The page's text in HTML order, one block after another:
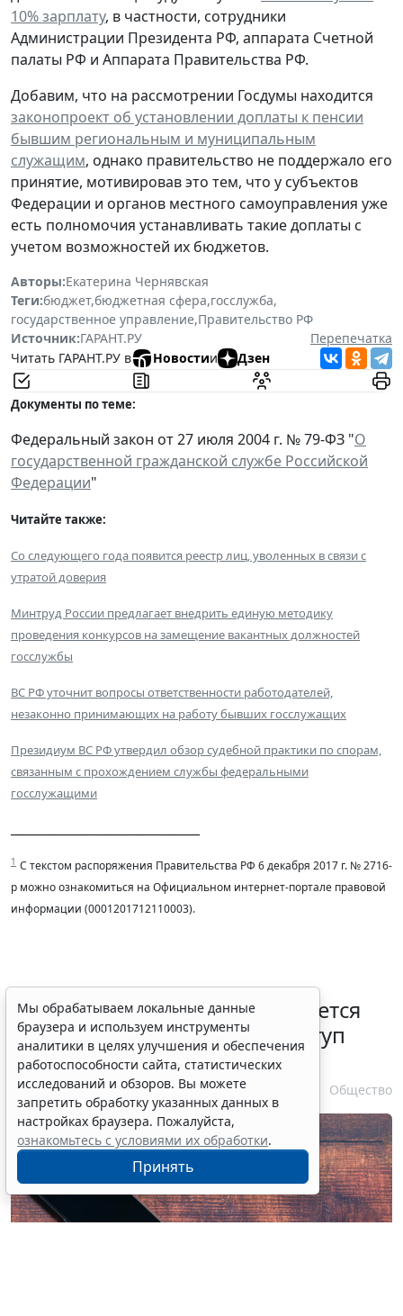
10% зарплату, в частности, сотрудники
Администрации Президента РФ, аппарата Счетной
палаты РФ и Аппарата Правительства РФ.
Добавим, что на рассмотрении Госдумы находится
законопроект об установлении доплаты к пенсии
бывшим региональным и муниципальным
служащим, однако правительство не поддержало его
принятие, мотивировав это тем, что у субъектов
Федерации и органов местного самоуправления уже
есть полномочия устанавливать такие доплаты с
учетом возможностей их бюджетов.
Авторы:Екатерина Чернявская
Теги:бюджет,бюджетная сфера,госслужба,
государственное управление,Правительство РФ
Источник:ГАРАНТ.РУ
Перепечатка
Читать ГАРАНТ.РУ в
Новостии Дзен
Документы по теме:
Федеральный закон от 27 июля 2004 г. № 79-ФЗ "О
государственной гражданской службе Российской
Федерации"
Читайте также:
Со следующего года появится реестр лиц, уволенных в связи с
утратой доверия
Минтруд России предлагает внедрить единую методику
проведения конкурсов на замещение вакантных должностей
госслужбы
ВС РФ уточнит вопросы ответственности работодателей,
незаконно принимающих на работу бывших госслужащих
Президиум ВС РФ утвердил обзор судебной практики по спорам,
связанным с прохождением службы федеральными
госслужащими
1 С текстом распоряжения Правительства РФ 6 декабря 2017 г. № 2716-
р можно ознакомиться на Официальном интернет-портале правовой
информации (0001201712110003).
Минцифры России не собирается
вводить ограничения на доступ
детей в соцсети
7 августа 2026 14:20 Общество
Мы обрабатываем локальные данные
браузера и используем инструменты
аналитики в целях улучшения и обеспечения
работоспособности сайта, статистических
исследований и обзоров. Вы можете
запретить обработку указанных данных в
настройках браузера. Пожалуйста,
ознакомьтесь с условиями их обработки.
Принять